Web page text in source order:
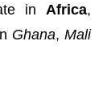
in Africa,
Ghana,Mali